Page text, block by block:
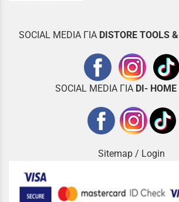
SOCIAL MEDIA ΓΙΑ DISTORE TOOLS
SOCIAL MEDIA ΓΙΑ DI- HOME
Sitemap / Login